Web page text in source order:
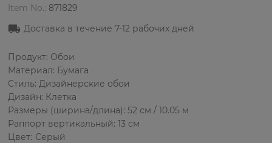
Item No.: 871829
Доставка в течение7-12 рабочих дней
Продукт: Обои
Материал: Бумага
Стиль: Дизайнерские обои
Дизайн: Клетка
Размеры (ширина/длина): 52 см / 10.05 м
Раппорт вертикальный: 13 см
Цвет: Серый